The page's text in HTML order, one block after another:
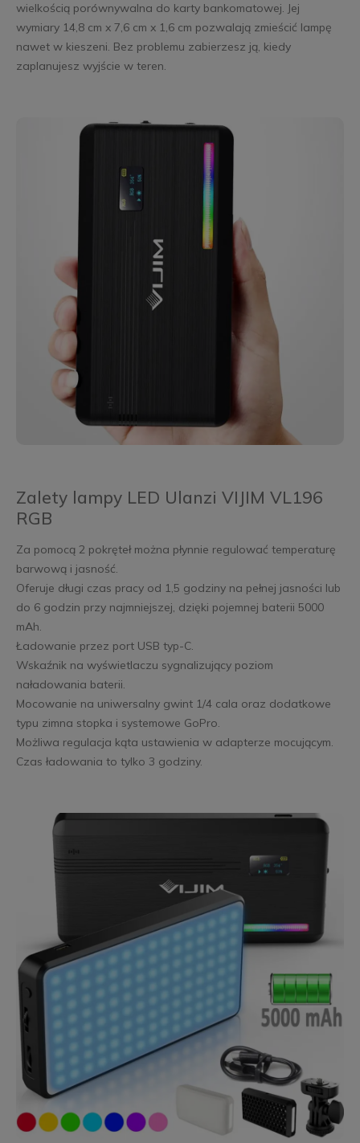
wielkością porównywalna do karty bankomatowej. Jej
wymiary 14,8 cm x 7,6 cm x 1,6 cm pozwalają zmieścić lampę
nawet w kieszeni. Bez problemu zabierzesz ją, kiedy
zaplanujesz wyjście w teren.
Zalety lampy LED Ulanzi VIJIM VL196
RGB
Za pomocą 2 pokręteł można płynnie regulować temperaturę
barwową i jasność.
Oferuje długi czas pracy od 1,5 godziny na pełnej jasności lub
do 6 godzin przy najmniejszej, dzięki pojemnej baterii 5000
mAh.
Ładowanie przez port USB typ-C.
Wskaźnik na wyświetlaczu sygnalizujący poziom
naładowania baterii.
Mocowanie na uniwersalny gwint 1/4 cala oraz dodatkowe
typu zimna stopka i systemowe GoPro.
Możliwa regulacja kąta ustawienia w adapterze mocującym.
Czas ładowania to tylko 3 godziny.